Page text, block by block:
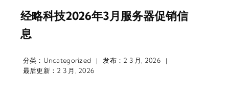
经略科技2026年3月服务器促销信
息
分类： Uncategorized | 发布：2 3 月, 2026
|
最后更新：2 3 月, 2026